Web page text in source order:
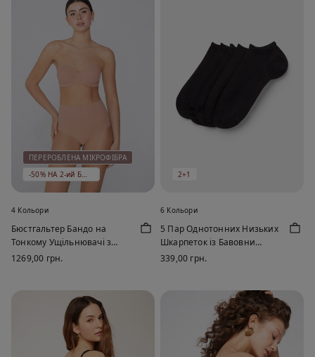
ПЕРЕРОБЛЕНА МІКРОФІБРА
-50% НА 2-ий БЮСТГАЛЬТЕР
4 Кольори
Бюстгальтер Бандо на
Тонкому Ущільнювачі з
Переробленої Мікрофібри
1269,00 грн.
2+1
6 Кольори
5 Пар Однотонних Низьких
Шкарпеток із Бавовни
Унісекс
339,00 грн.